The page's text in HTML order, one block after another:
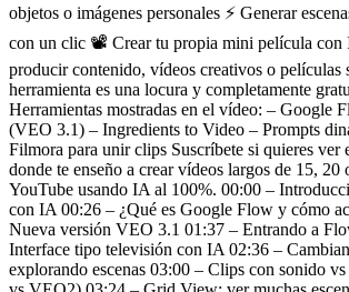
objetos o imágenes personales ⚡ Generar
con un clic 📽️ Crear tu propia mini película con
producir contenido, vídeos creativos o películas
herramienta es una locura y completamente
Herramientas mostradas en el vídeo: – Google
(VEO 3.1) – Ingredients to Video – Prompts
Filmora para unir clips Suscríbete si quieres ver
donde te enseño a crear vídeos largos de 15, 20
YouTube usando IA al 100%. 00:00 –
con IA 00:26 – ¿Qué es Google Flow y cómo
Nueva versión VEO 3.1 01:37 – Entrando a
Interface tipo televisión con IA 02:36 –
explorando escenas 03:00 – Clips con sonido